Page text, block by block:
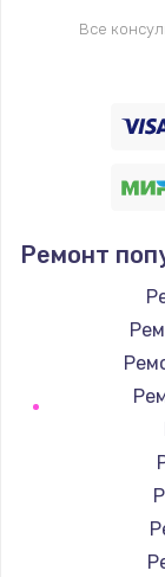
Все
Ремонт